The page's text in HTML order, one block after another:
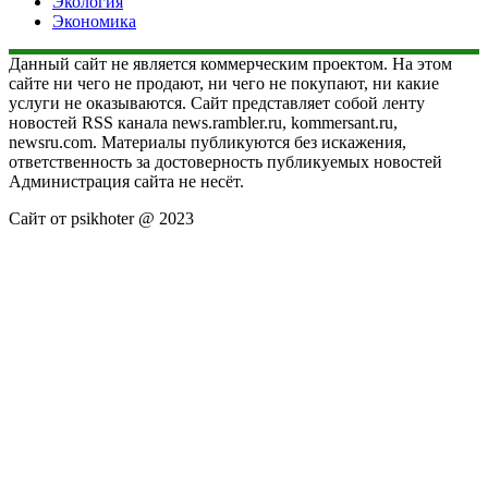
Экономика
Данный сайт не является коммерческим проектом. На этом
сайте ни чего не продают, ни чего не покупают, ни какие
услуги не оказываются. Сайт представляет собой ленту
новостей RSS канала news.rambler.ru, kommersant.ru,
newsru.com. Материалы публикуются без искажения,
ответственность за достоверность публикуемых новостей
Администрация сайта не несёт.
Сайт от psikhoter @ 2023